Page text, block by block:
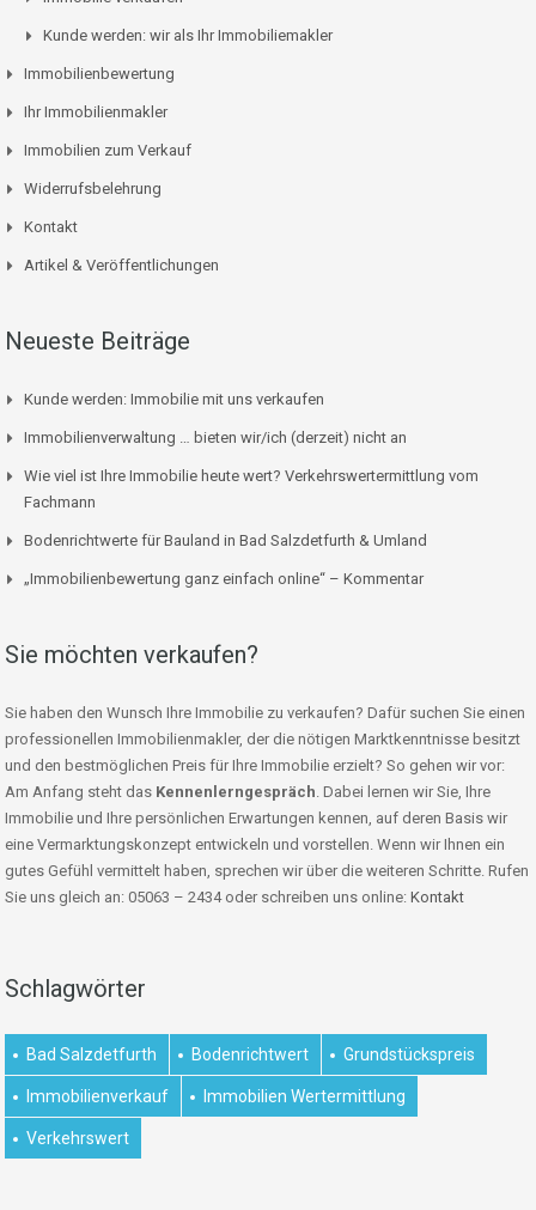
Kunde werden: wir als Ihr Immobiliemakler
Immobilienbewertung
Ihr Immobilienmakler
Immobilien zum Verkauf
Widerrufsbelehrung
Kontakt
Artikel & Veröffentlichungen
Neueste Beiträge
Kunde werden: Immobilie mit uns verkaufen
Immobilienverwaltung … bieten wir/ich (derzeit) nicht an
Wie viel ist Ihre Immobilie heute wert? Verkehrswertermittlung vom
Fachmann
Bodenrichtwerte für Bauland in Bad Salzdetfurth & Umland
„Immobilienbewertung ganz einfach online“ – Kommentar
Sie möchten verkaufen?
Sie haben den Wunsch Ihre Immobilie zu verkaufen? Dafür suchen Sie einen
professionellen Immobilienmakler, der die nötigen Marktkenntnisse besitzt
und den bestmöglichen Preis für Ihre Immobilie erzielt? So gehen wir vor:
Am Anfang steht das Kennenlerngespräch . Dabei lernen wir Sie, Ihre
Immobilie und Ihre persönlichen Erwartungen kennen, auf deren Basis wir
eine Vermarktungskonzept entwickeln und vorstellen. Wenn wir Ihnen ein
gutes Gefühl vermittelt haben, sprechen wir über die weiteren Schritte. Rufen
Sie uns gleich an: 05063 – 2434 oder schreiben uns online: Kontakt
Schlagwörter
Bad Salzdetfurth Bodenrichtwert Grundstückspreis
Immobilienverkauf Immobilien Wertermittlung
Verkehrswert